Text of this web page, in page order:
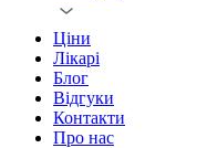
Ціни
Лікарі
Блог
Відгуки
Контакти
Про нас